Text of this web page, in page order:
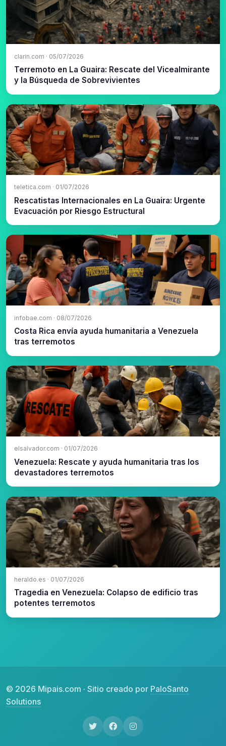
clarin.com · 05/07/2026
Terremoto en La Guaira: Rescate del Vicealmirante
y la Búsqueda de Sobrevivientes
teletica.com · 01/07/2026
Rescatistas Internacionales en La Guaira: Urgente
Evacuación por Riesgo Estructural
infobae.com · 08/07/2026
Costa Rica envía ayuda humanitaria a Venezuela
tras terremotos
elsalvador.com · 01/07/2026
Venezuela: Rescate y ayuda humanitaria tras los
devastadores terremotos
heraldo.es · 01/07/2026
Tragedia en Venezuela: Colapso de edificio tras
potentes terremotos
© 2026 Mipais.com · Sitio creado por PaloSanto
Solutions